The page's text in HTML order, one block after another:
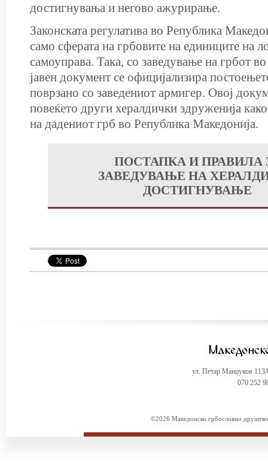
достигнувања и негово ажурирање.
Законската регулатива во Република
само сферата на грбовите на единиците на
самоуправа. Така, со заведување на грбот во
јавен документ се официјализира
поврзано со заведениот армигер. Овој
повеќето други хералдички здруженија
на дадениот грб во Република Македонија.
ПОСТАПКА И ПРАВИЛА
ЗАВЕДУВАЊЕ НА
ДОСТИГНУВАЊЕ
ул. Петар Манџуков
070 252
©2026 Македонско грбословно